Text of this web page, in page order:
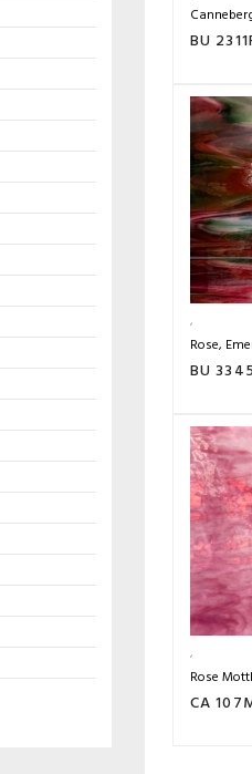
BU
Rose,
BU 3345
Rose
CA